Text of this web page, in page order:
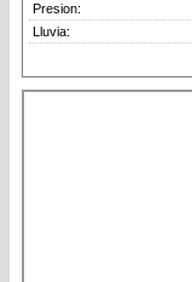
Presion:
Lluvia: